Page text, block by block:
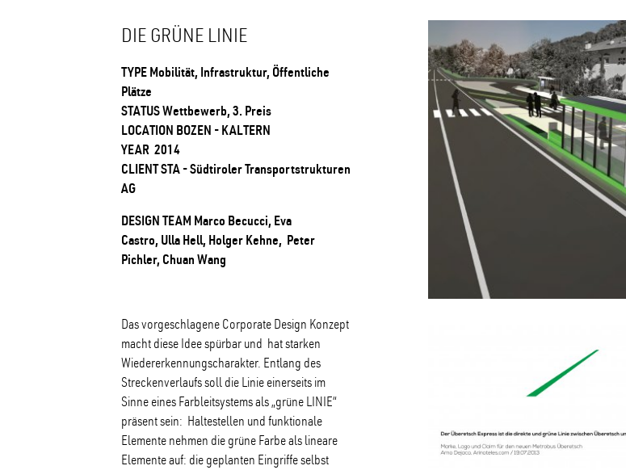
DIE GRÜNE LINIE
TYPE Mobilität, Infrastruktur, Öffentliche
Plätze
STATUS Wettbewerb, 3. Preis
LOCATION BOZEN - KALTERN
YEAR 2014
CLIENT STA - Südtiroler Transportstrukturen
AG
DESIGN TEAM Marco Becucci, Eva
Castro, Ulla Hell, Holger Kehne, Peter
Pichler, Chuan Wang
Das vorgeschlagene Corporate Design Konzept
macht diese Idee spürbar und hat starken
Wiedererkennungscharakter. Entlang des
Streckenverlaufs soll die Linie einerseits im
Sinne eines Farbleitsystems als „grüne LINIE“
präsent sein: Haltestellen und funktionale
Elemente nehmen die grüne Farbe als lineare
Elemente auf: die geplanten Eingriffe selbst